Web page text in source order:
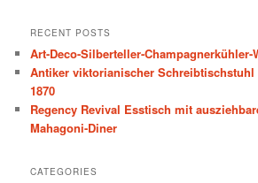
r
h
RECENT POSTS
Art-Deco-Silberteller-Champagnerkühler-
Antiker viktorianischer Schreibtischstuhl
1870
Regency Revival Esstisch mit
Mahagoni-Diner
CATEGORIES